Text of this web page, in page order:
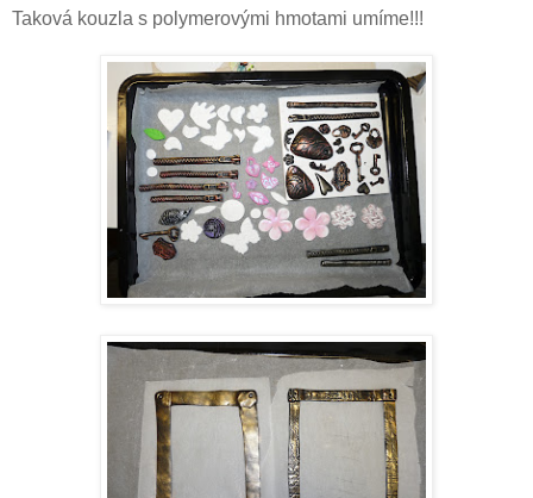
Taková kouzla s polymerovými hmotami umíme!!!